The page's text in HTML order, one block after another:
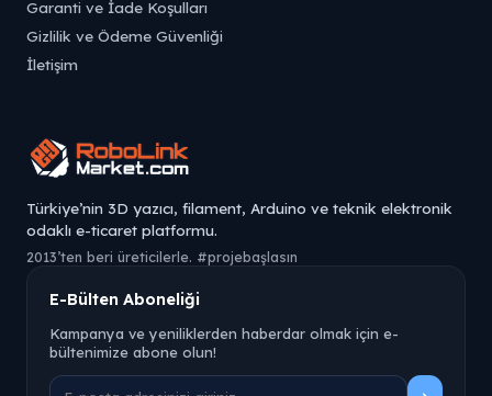
Garanti ve İade Koşulları
Gizlilik ve Ödeme Güvenliği
İletişim
Türkiye’nin 3D yazıcı, filament, Arduino ve teknik elektronik
odaklı e-ticaret platformu.
2013’ten beri üreticilerle. #projebaşlasın
E-Bülten Aboneliği
Kampanya ve yeniliklerden haberdar olmak için e-
bültenimize abone olun!